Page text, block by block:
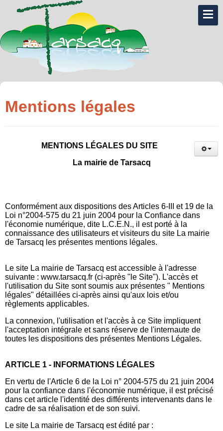
Mentions légales
MENTIONS LÉGALES DU SITE
La mairie de Tarsacq
Conformément aux dispositions des Articles 6-III et 19 de la
Loi n°2004-575 du 21 juin 2004 pour la Confiance dans
l'économie numérique, dite L.C.E.N., il est porté à la
connaissance des utilisateurs et visiteurs du site La mairie
de Tarsacq les présentes mentions légales.
Le site La mairie de Tarsacq est accessible à l'adresse
suivante : www.tarsacq.fr (ci-après "le Site"). L'accès et
l'utilisation du Site sont soumis aux présentes " Mentions
légales" détaillées ci-après ainsi qu'aux lois et/ou
règlements applicables.
La connexion, l'utilisation et l'accès à ce Site impliquent
l'acceptation intégrale et sans réserve de l'internaute de
toutes les dispositions des présentes Mentions Légales.
ARTICLE 1 - INFORMATIONS LÉGALES
En vertu de l'Article 6 de la Loi n° 2004-575 du 21 juin 2004
pour la confiance dans l'économie numérique, il est précisé
dans cet article l'identité des différents intervenants dans le
cadre de sa réalisation et de son suivi.
Le site La mairie de Tarsacq est édité par :